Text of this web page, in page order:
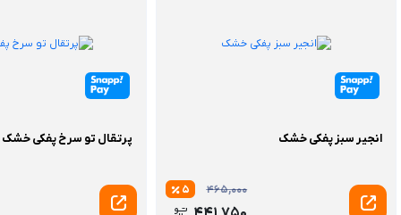
انجیر سبز پفکی خشک
465,000
5
پرتقال تو سرخ پفکی خشک